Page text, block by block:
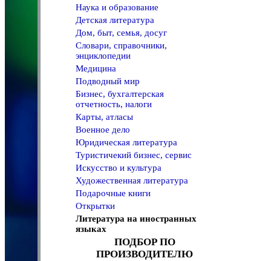
Наука и образование
Детская литература
Дом, быт, семья, досуг
Словари, справочники,
энциклопедии
Медицина
Подводный мир
Бизнес, бухгалтерская
отчетность, налоги
Карты, атласы
Военное дело
Юридическая литература
Туристичекий бизнес, сервис
Искусство и культура
Художественная литература
Подарочные книги
Открытки
Литература на иностранных
языках
ПОДБОР ПО
ПРОИЗВОДИТЕЛЮ